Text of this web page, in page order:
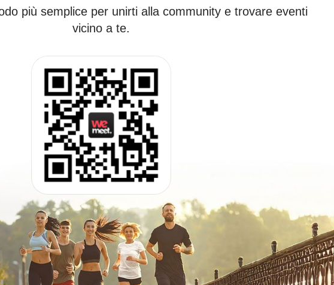
più semplice per unirti alla community e trovare eventi
vicino a te.